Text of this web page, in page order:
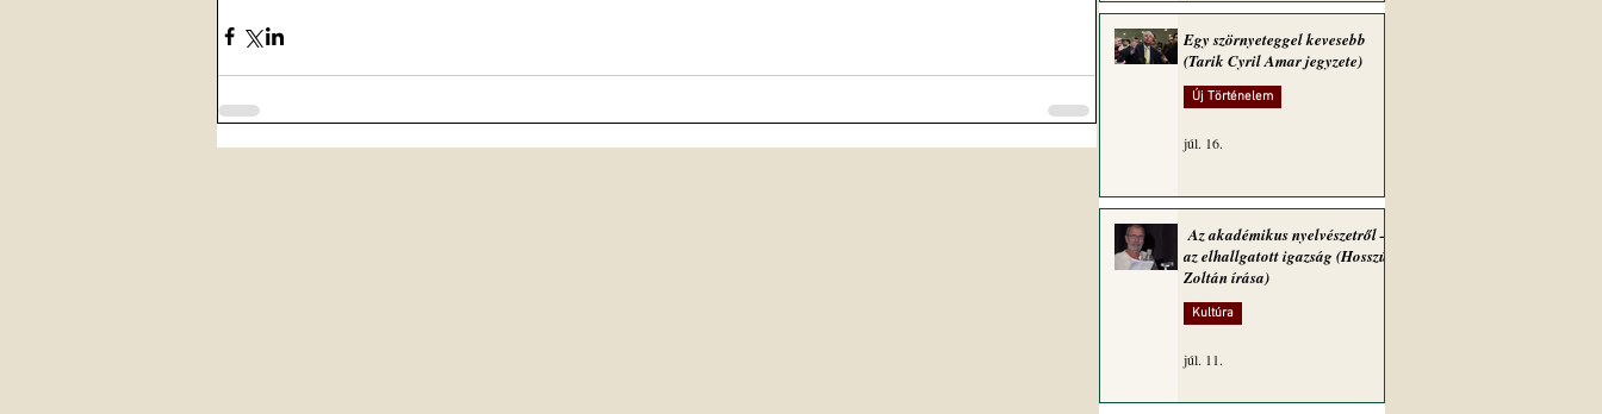
Egy szörnyeteggel kevesebb
(Tarik Cyril Amar jegyzete)
Új Történelem
júl. 16.
Az akadémikus nyelvészetről –
az elhallgatott igazság (Hosszú
Zoltán írása)
Kultúra
júl. 11.